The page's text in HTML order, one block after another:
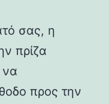
σας, η
πρίζα
να
προς την